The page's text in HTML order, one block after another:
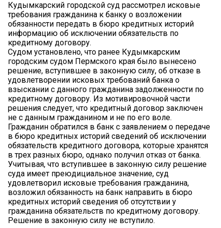
Кудымкарский городской суд рассмотрел исковые
требования гражданина к банку о возложении
обязанности передать в бюро кредитных историй
информацию об исключении обязательств по
кредитному договору.
Судом установлено, что ранее Кудымкарским
городским судом Пермского края было вынесено
решение, вступившее в законную силу, об отказе в
удовлетворении исковых требований банка о
взыскании с данного гражданина задолженности по
кредитному договору. Из мотивировочной части
решения следует, что кредитный договор заключен
не с данным гражданином и не по его воле.
Гражданин обратился в банк с заявлением о передаче
в бюро кредитных историй сведений об исключении
обязательств кредитного договора, которые хранятся
в трех разных бюро, однако получил отказ от банка.
Учитывая, что вступившее в законную силу решение
суда имеет преюдициальное значение, суд
удовлетворил исковые требования гражданина,
возложил обязанность на банк направить в бюро
кредитных историй сведения об отсутствии у
гражданина обязательств по кредитному договору.
Решение в законную силу не вступило.